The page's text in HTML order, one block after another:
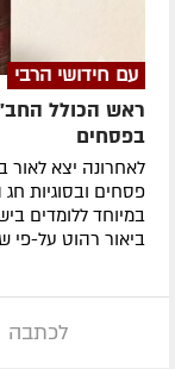
עם חידושי הרבי
ראש הכולל
בפסחים
לאחרונה ​יצא לאור
פסחים ובסוגיות
במיוחד ללומדים
ביאור רהוט על-פי
לכתבה